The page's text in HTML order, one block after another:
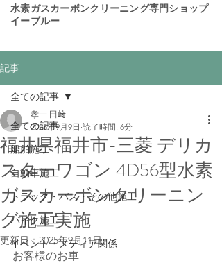
​水素ガスカーボンクリーニング専門ショップ
イーブルー
記事
全ての記事
船舶施工
自動車施工
トラック・バス・その他施工
バイク施工
イベント・メディア関係
全ての記事
福井県福井市-三菱 デリカ
スターワゴン 4D56型水素
ガスカーボンクリーニン
グ施工実施
孝一 田﨑
2025年9月9日 読了時間: 6分
更新日：2025年9月11日
お客様のお車